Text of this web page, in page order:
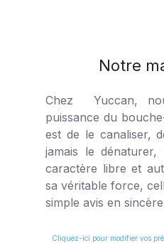
Notre
Chez Yuccan,
puissance du
est de le canaliser,
jamais le
caractère libre et
sa véritable force,
simple avis en
Cliquez-ici pour modifier vos